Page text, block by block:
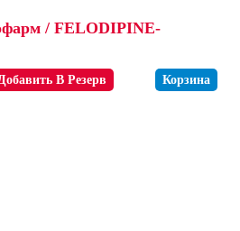
/ FELODIPINE-
В Резерв Корзина